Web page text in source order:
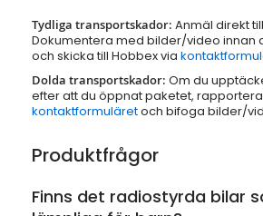
Tydliga transportskador: Anmäl direkt
Dokumentera med bilder/video innan
och skicka till Hobbex via
Dolda transportskador: Om du
efter att du öppnat paketet, rapportera
kontaktformuläretoch bifoga bilder/
Produktfrågor
Finns det radiostyrda bilar